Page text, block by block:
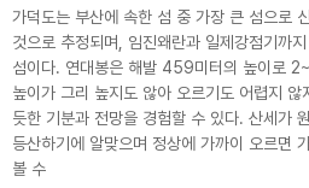
가덕도는 부산에 속한 섬 중 가장 큰 섬으로
것으로 추정되며, 임진왜란과 일제강점기까
섬이다. 연대봉은 해발 459미터의 높이로
높이가 그리 높지도 않아 오르기도 어렵지
듯한 기분과 전망을 경험할 수 있다. 산세가
등산하기에 알맞으며 정상에 가까이 오르면
볼 수